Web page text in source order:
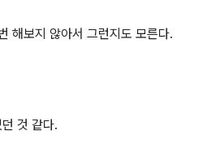
해보지 않아서 그런지도 모른다.
것 같다.